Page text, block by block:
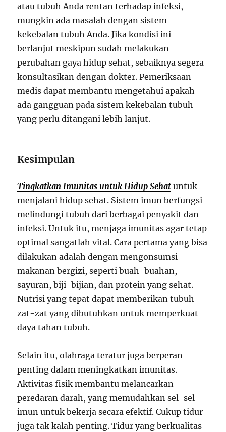
atau tubuh Anda rentan terhadap infeksi,
mungkin ada masalah dengan sistem
kekebalan tubuh Anda. Jika kondisi ini
berlanjut meskipun sudah melakukan
perubahan gaya hidup sehat, sebaiknya segera
konsultasikan dengan dokter. Pemeriksaan
medis dapat membantu mengetahui apakah
ada gangguan pada sistem kekebalan tubuh
yang perlu ditangani lebih lanjut.
Kesimpulan
Tingkatkan Imunitas untuk Hidup Sehat untuk
menjalani hidup sehat. Sistem imun berfungsi
melindungi tubuh dari berbagai penyakit dan
infeksi. Untuk itu, menjaga imunitas agar tetap
optimal sangatlah vital. Cara pertama yang bisa
dilakukan adalah dengan mengonsumsi
makanan bergizi, seperti buah-buahan,
sayuran, biji-bijian, dan protein yang sehat.
Nutrisi yang tepat dapat memberikan tubuh
zat-zat yang dibutuhkan untuk memperkuat
daya tahan tubuh.
Selain itu, olahraga teratur juga berperan
penting dalam meningkatkan imunitas.
Aktivitas fisik membantu melancarkan
peredaran darah, yang memudahkan sel-sel
imun untuk bekerja secara efektif. Cukup tidur
juga tak kalah penting. Tidur yang berkualitas